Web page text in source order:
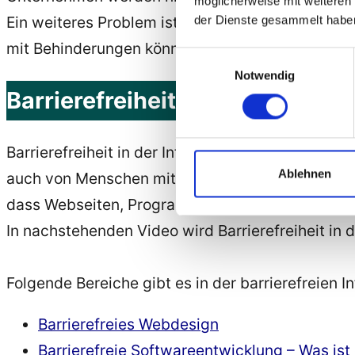
der Dienste gesammelt
Notwendig
Ablehnen
Ein weiteres Problem ist, dass bei nicht
mit Behinderungen können nichts tun, wenn
Barrierefreiheit in der
Barrierefreiheit in der Informatik bedeutet, dass
auch von Menschen mit körperlichen
dass Webseiten, Programme und
In nachstehenden Video wird Barrierefreiheit in
Folgende Bereiche gibt es in der barrierefreien
Barrierefreies Webdesign
Barrierefreie Softwareentwicklung – Was ist